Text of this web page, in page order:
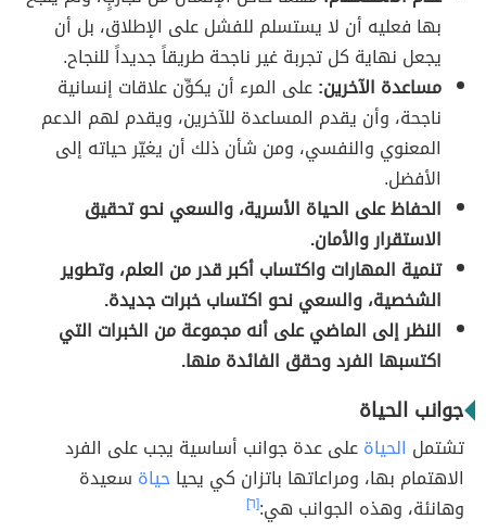
بها فعليه أن لا يستسلم للفشل على الإطلاق، بل أن
يجعل نهاية كل تجربة غير ناجحة طريقاً جديداً للنجاح.
مساعدة الآخرين:على المرء أن يكوِّن علاقات إنسانية
ناجحة، وأن يقدم المساعدة للآخرين، ويقدم لهم الدعم
المعنوي والنفسي، ومن شأن ذلك أن يغيّر حياته إلى
الأفضل.
الحفاظ على الحياة الأسرية، والسعي نحو تحقيق
الاستقرار والأمان.
تنمية المهارات واكتساب أكبر قدر من العلم، وتطوير
الشخصية، والسعي نحو اكتساب خبرات جديدة.
النظر إلى الماضي على أنه مجموعة من الخبرات التي
اكتسبها الفرد وحقق الفائدة منها.
جوانب الحياة
تشتمل الحياةعلى عدة جوانب أساسية يجب على الفرد
الاهتمام بها، ومراعاتها باتزان كي يحياحياة سعيدة
وهانئة، وهذه الجوانب هي:[٦]